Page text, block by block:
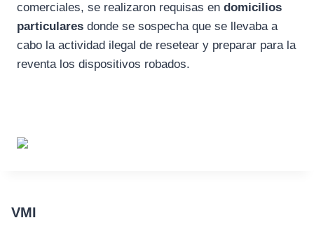
comerciales, se realizaron requisas en domicilios
particulares donde se sospecha que se llevaba a
cabo la actividad ilegal de resetear y preparar para la
reventa los dispositivos robados.
VMI